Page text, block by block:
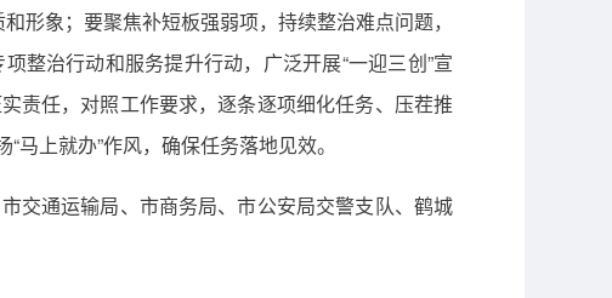
形象；要聚焦补短板强弱项，持续整治难点问题，
整治行动和服务提升行动，广泛开展“一迎三创”宣
责任，对照工作要求，逐条逐项细化任务、压茬推
上就办”作风，确保任务落地见效。
交通运输局、市商务局、市公安局交警支队、鹤城